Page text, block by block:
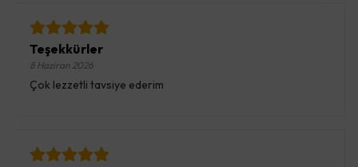
Teşekkürler
8 Haziran 2026
Çok lezzetli tavsiye ederim